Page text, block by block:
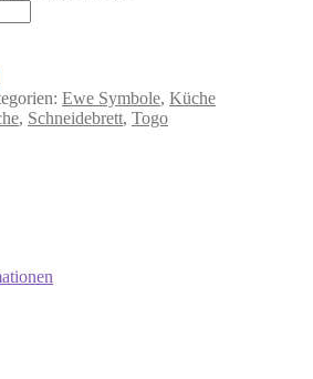
Ewe Symbole, Küche
, Schneidebrett, Togo